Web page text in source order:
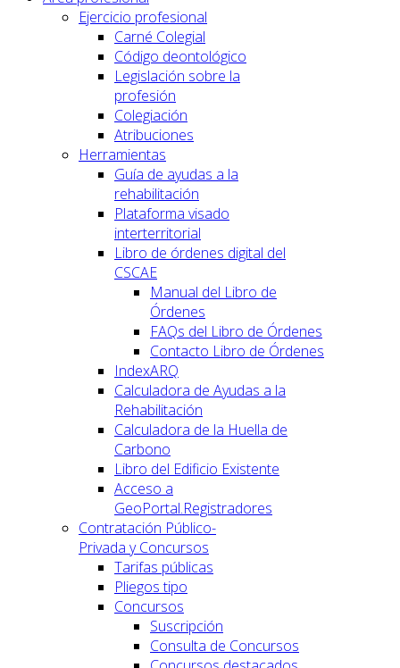
Ejercicio profesional
Carné Colegial
Código deontológico
Legislación sobre la
profesión
Colegiación
Atribuciones
Herramientas
Guía de ayudas a la
rehabilitación
Plataforma visado
interterritorial
Libro de órdenes digital del
CSCAE
Manual del Libro de
Órdenes
FAQs del Libro de Órdenes
Contacto Libro de Órdenes
IndexARQ
Calculadora de Ayudas a la
Rehabilitación
Calculadora de la Huella de
Carbono
Libro del Edificio Existente
Acceso a
GeoPortal.Registradores
Contratación Público-
Privada y Concursos
Tarifas públicas
Pliegos tipo
Concursos
Suscripción
Consulta de Concursos